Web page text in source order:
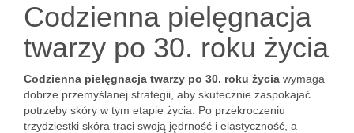
Codzienna pielęgnacja
twarzy po 30. roku życia
Codzienna pielęgnacja twarzy po 30. roku życia wymaga
dobrze przemyślanej strategii, aby skutecznie zaspokajać
potrzeby skóry w tym etapie życia. Po przekroczeniu
trzydziestki skóra traci swoją jędrność i elastyczność, a